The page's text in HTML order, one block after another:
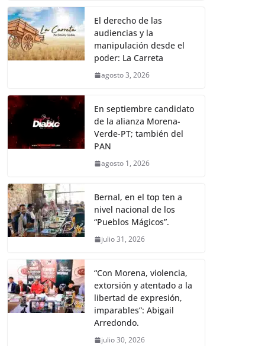
El derecho de las
audiencias y la
manipulación desde el
poder: La Carreta
agosto 3, 2026
En septiembre candidato
de la alianza Morena-
Verde-PT; también del
PAN
agosto 1, 2026
Bernal, en el top ten a
nivel nacional de los
“Pueblos Mágicos”.
julio 31, 2026
“Con Morena, violencia,
extorsión y atentado a la
libertad de expresión,
imparables”: Abigail
Arredondo.
julio 30, 2026